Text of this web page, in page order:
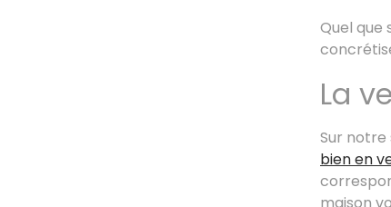
Quel que
La
Sur notre
bien en